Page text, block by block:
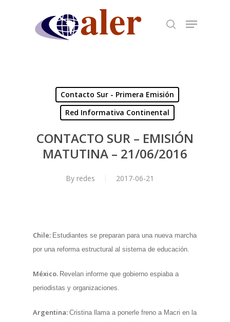
Contacto Sur - Primera Emisión
Red Informativa Continental
CONTACTO SUR – EMISIÓN
MATUTINA – 21/06/2016
By redes 2017-06-21
Chile: Estudiantes se preparan para una nueva marcha
por una reforma estructural al sistema de educación.
México. Revelan informe que gobierno espiaba a
periodistas y organizaciones.
Argentina: Cristina llama a ponerle freno a Macri en la